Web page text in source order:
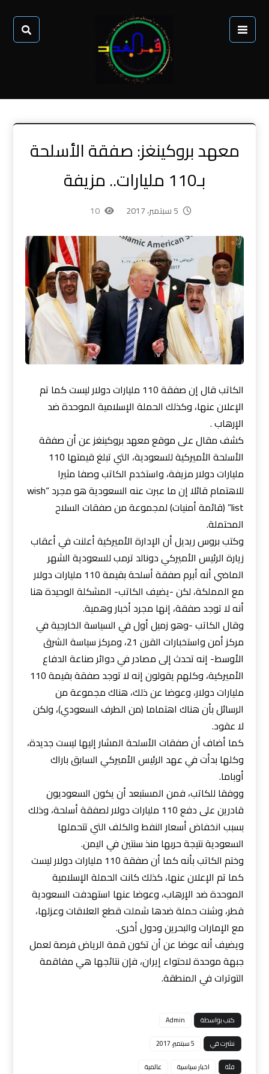
معهد بروكينغز: صفقة الأسلحة
بـ110 مليارات.. مزيفة
5 سبتمبر، 2017 10
الكاتب قال إن صفقة 110 مليارات دولار ليست كما تم
الإعلان عنها، وكذلك الحملة الإسلامية الموحدة ضد
الإرهاب .
كشف مقال على موقع معهد بروكينغز عن أن صفقة
الأسلحة الأميركية للسعودية، التي تبلغ قيمتها 110
مليارات دولار مزيفة، واستخدم الكاتب وصفا مثيرا
للاهتمام قائلا إن ما عبرت عنه السعودية هو مجرد “wish
list” (قائمة أمنيات) لمجموعة من صفقات السلاح
المحتملة.
وكتب بروس ريديل أن الإدارة الأميركية أعلنت في أعقاب
زيارة الرئيس الأميركي دونالد ترمب للسعودية الشهر
الماضي أنه أبرم صفقة أسلحة بقيمة 110 مليارات دولار
مع المملكة، لكن -يضيف الكاتب- المشكلة الوحيدة هنا
أنه لا توجد صفقة، إنها مجرد أخبار وهمية.
وقال الكاتب -وهو زميل أول في السياسة الخارجية في
مركز أمن واستخبارات القرن 21، ومركز سياسة الشرق
الأوسط- إنه تحدث إلى مصادر في دوائر صناعة الدفاع
الأميركية، وكلهم يقولون إنه لا توجد صفقة بقيمة 110
مليارات دولار، وعوضا عن ذلك، هناك مجموعة من
الرسائل بأن هناك اهتماما (من الطرف السعودي)، ولكن
لا عقود.
كما أضاف أن صفقات الأسلحة المشار إليها ليست جديدة،
وكلها بدأت في عهد الرئيس الأميركي السابق باراك
أوباما.
ووفقا للكاتب، فمن المستبعد أن يكون السعوديون
قادرين على دفع 110 مليارات دولار لصفقة أسلحة، وذلك
بسبب انخفاض أسعار النفط والكلف التي تتحملها
السعودية نتيجة حربها منذ سنتين في اليمن.
وختم الكاتب بأنه كما أن صفقة 110 مليارات دولار ليست
كما تم الإعلان عنها، كذلك كانت الحملة الإسلامية
الموحدة ضد الإرهاب، وعوضا عنها استهدفت السعودية
قطر، وشنت حملة ضدها شملت قطع العلاقات وعزلها،
مع الإمارات والبحرين ودول أخرى.
ويضيف أنه عوضا عن أن تكون قمة الرياض فرصة لعمل
جبهة موحدة لاحتواء إيران، فإن نتائجها هي مفاقمة
التوترات في المنطقة.
كتب بواسطة
Admin
نشرت في
5 سبتمبر، 2017
فئة
اخبار سياسية عالمية